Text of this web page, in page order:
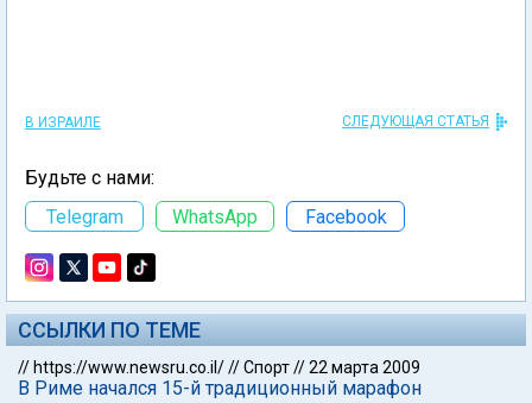
В ИЗРАИЛЕ СЛЕДУЮЩАЯ СТАТЬЯ
Будьте с нами:
Telegram
WhatsApp Facebook
ССЫЛКИ ПО ТЕМЕ
// https://www.newsru.co.il///Спорт//22 марта 2009
В Риме начался 15-й традиционный марафон